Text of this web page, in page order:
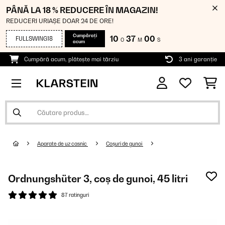
PÂNĂ LA 18 % REDUCERE ÎN MAGAZIN!
REDUCERI URIAȘE DOAR 24 DE ORE!
FULLSWING18
Cumpărați
acum
10 O 37 M 00 S
Cumpără acum, plătește mai târziu 3 ani garanție
Aparate de uz casnic Coșuri de gunoi
Ordnungshüter 3, coș de gunoi, 45 litri
87 ratinguri